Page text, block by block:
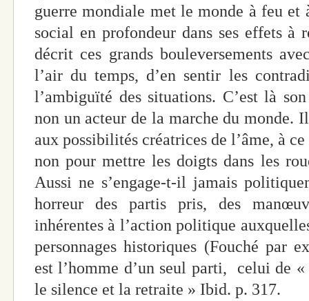
guerre mondiale met le monde à feu et
social en profondeur dans ses effets à
décrit ces grands bouleversements
l’air du temps, d’en sentir les
l’ambiguïté des situations. C’est là
non un acteur de la marche du monde.
aux possibilités créatrices de l’âme, à
non pour mettre les doigts dans les
Aussi ne s’engage-t-il jamais
horreur des partis pris, des
inhérentes à l’action politique
personnages historiques (Fouché par
est l’homme d’un seul parti, celui de
le silence et la retraite » Ibid. p. 317.